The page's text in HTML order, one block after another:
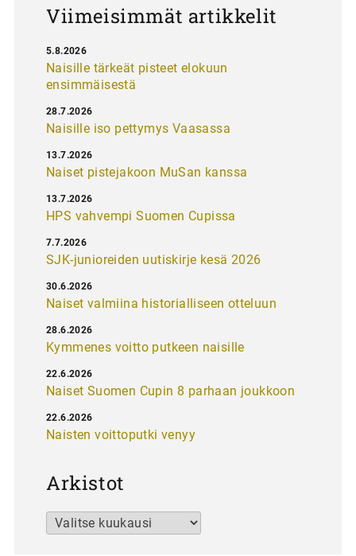
Viimeisimmät artikkelit
Naisille tärkeät pisteet elokuun
ensimmäisestä
5.8.2026
Naisille iso pettymys Vaasassa
28.7.2026
Naiset pistejakoon MuSan kanssa
13.7.2026
HPS vahvempi Suomen Cupissa
13.7.2026
SJK-junioreiden uutiskirje kesä 2026
7.7.2026
Naiset valmiina historialliseen otteluun
30.6.2026
Kymmenes voitto putkeen naisille
28.6.2026
Naiset Suomen Cupin 8 parhaan joukkoon
22.6.2026
Naisten voittoputki venyy
22.6.2026
Arkistot
Arkistot